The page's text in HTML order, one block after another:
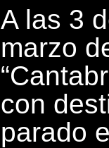
A las 3
marzo
con
parado